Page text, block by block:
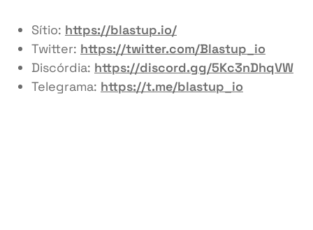
Sítio: https://blastup.io/
Twitter: https://twitter.com/Blastup_io
Discórdia: https://discord.gg/5Kc3nDhqVW
Telegrama: https://t.me/blastup_io